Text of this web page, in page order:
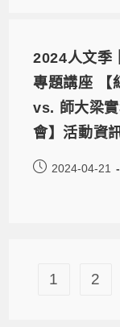
2024人文季
專題講座 【
vs. 師大梁
會】活動資
2024-04-21
1 2